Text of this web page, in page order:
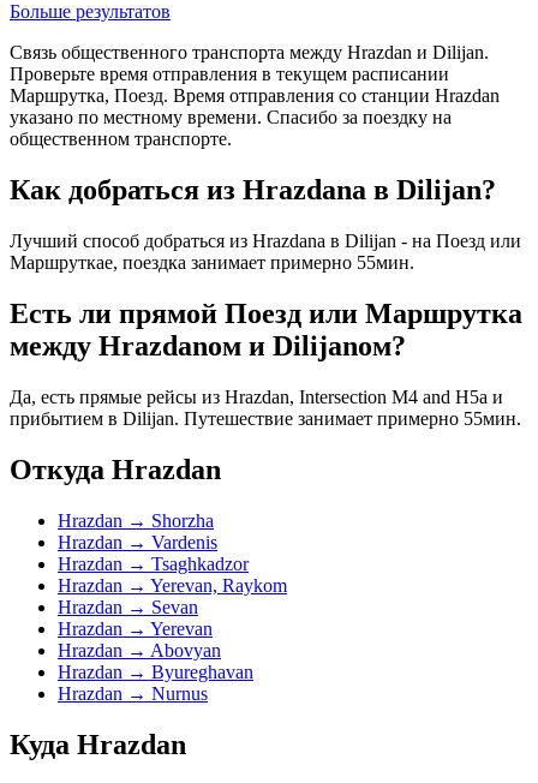
Больше результатов
Связь общественного транспорта между Hrazdan и Dilijan.
Проверьте время отправления в текущем расписании
Маршрутка, Поезд. Время отправления со станции Hrazdan
указано по местному времени. Спасибо за поездку на
общественном транспорте.
Как добраться из Hrazdanа в Dilijan?
Лучший способ добраться из Hrazdanа в Dilijan - на Поезд или
Маршруткае, поездка занимает примерно 55мин.
Есть ли прямой Поезд или Маршрутка
между Hrazdanом и Dilijanом?
Да, есть прямые рейсы из Hrazdan, Intersection M4 and H5а и
прибытием в Dilijan. Путешествие занимает примерно 55мин.
Откуда Hrazdan
Hrazdan → Shorzha
Hrazdan → Vardenis
Hrazdan → Tsaghkadzor
Hrazdan → Yerevan, Raykom
Hrazdan → Sevan
Hrazdan → Yerevan
Hrazdan → Abovyan
Hrazdan → Byureghavan
Hrazdan → Nurnus
Куда Hrazdan